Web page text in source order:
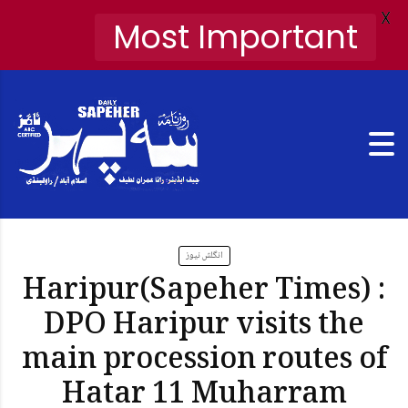
انگلش نیوز
Haripur(Sapeher Times) :
DPO Haripur visits the
main procession routes of
Hatar 11 Muharram
Most Important X